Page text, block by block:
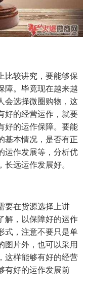
较讲究，要能够保
障。毕竟现在越来越
会选择微圈购物，这
好的经营运作，就要
好的运作保障。要能
基本情况，是否有正
运作发展等，分析优
远运作发展好。
在货源选择上讲
解，以保障好的运作
式，注意不要只是单
图片外，也可以采用
这样能够有好的经营
有好的运作发展前